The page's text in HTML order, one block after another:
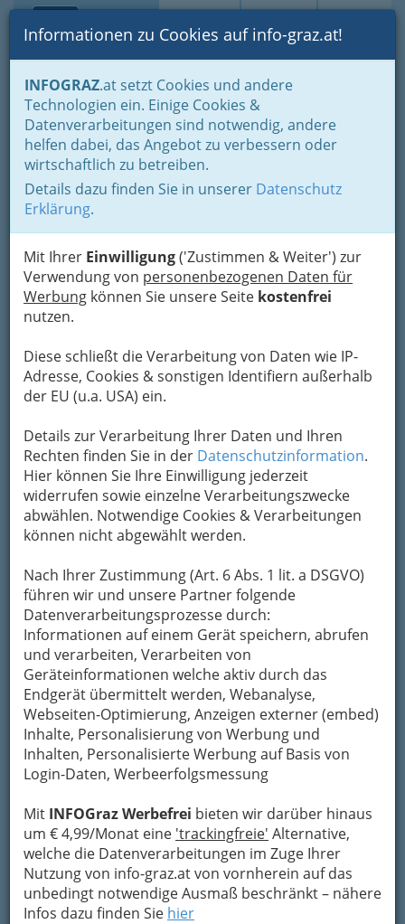
Suche Login Toggle
Informationen zu Cookies auf info-graz.at!
INFOGRAZ.at setzt Cookies und andere
Technologien ein. Einige Cookies &
Datenverarbeitungen sind notwendig, andere
helfen dabei, das Angebot zu verbessern oder
wirtschaftlich zu betreiben.
Details dazu finden Sie in unserer Datenschutz
Erklärung.
Mit Ihrer Einwilligung('Zustimmen & Weiter') zur
Verwendung von personenbezogenen Daten für
Werbung können Sie unsere Seite kostenfrei
nutzen.
Diese schließt die Verarbeitung von Daten wie IP-
Adresse, Cookies & sonstigen Identifiern außerhalb
der EU (u.a. USA) ein.
Details zur Verarbeitung Ihrer Daten und Ihren
Rechten finden Sie in der Datenschutzinformation.
Hier können Sie Ihre Einwilligung jederzeit
widerrufen sowie einzelne Verarbeitungszwecke
abwählen. Notwendige Cookies & Verarbeitungen
können nicht abgewählt werden.
Nach Ihrer Zustimmung (Art. 6 Abs. 1 lit. a DSGVO)
führen wir und unsere Partner folgende
Datenverarbeitungsprozesse durch:
Informationen auf einem Gerät speichern, abrufen
und verarbeiten, Verarbeiten von
Geräteinformationen welche aktiv durch das
Endgerät übermittelt werden, Webanalyse,
Webseiten-Optimierung, Anzeigen externer (embed)
Inhalte, Personalisierung von Werbung und
Inhalten, Personalisierte Werbung auf Basis von
Login-Daten, Werbeerfolgsmessung
Mit INFOGraz Werbefrei bieten wir darüber hinaus
um € 4,99/Monat eine 'trackingfreie' Alternative,
welche die Datenverarbeitungen im Zuge Ihrer
Nutzung von info-graz.at von vornherein auf das
unbedingt notwendige Ausmaß beschränkt – nähere
Infos dazu finden Sie hier
Home Branchen Wohnen & Einrichten
Handwerker
Wasserinstallateure - Toiletten, Bad, Wasseraufbereitung..
Caverion Österreich GmbH
Harter Straße 161, 8054 Graz
+43 5 0606 5500
+43 5 0606 5504
Karte
Kontaktaufnahme
bewahren, verwenden wir an dieser Stelle zur
Übermittlung Ihrer Nachricht ein sicheres
Formular. Ihre Nachricht wird nach dem
Absenden umgehend per Mail an das
Unternehmen Caverion Österreich GmbH
weitergeleitet.
Meine Email Adresse
Mein Betreff
Meine Nachricht